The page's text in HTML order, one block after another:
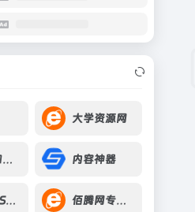
大学资源网
国家鼠和兔类实验动物 内容神器
Web of Science 佰腾网专利检索系统